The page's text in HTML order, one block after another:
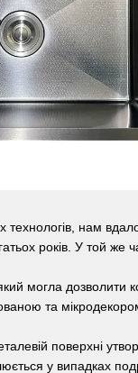
нам
років. У той же
могла дозволити
та
поверхні
у випадках